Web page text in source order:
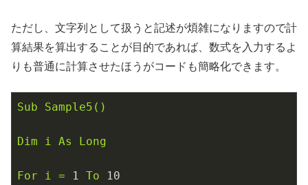
ただし、文字列として扱うと記述が煩雑になりますので計
算結果を算出することが目的であれば、数式を入力するよ
りも普通に計算させたほうがコードも簡略化できます。
Sub Sample5()
Dim i As Long
For i = 1 To
10